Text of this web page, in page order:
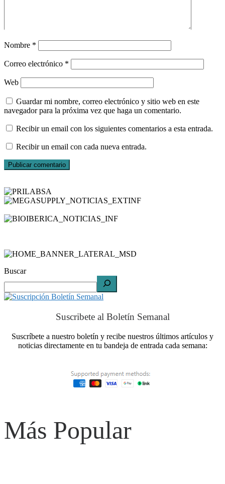
Nombre *
Correo electrónico *
Web
Guardar mi nombre, correo electrónico y sitio web en este
navegador para la próxima vez que haga un comentario.
Recibir un email con los siguientes comentarios a esta entrada.
Recibir un email con cada nueva entrada.
Buscar
Suscribete al Boletín Semanal
Suscríbete a nuestro boletín y recibe nuestros últimos artículos y
noticias directamente en tu bandeja de entrada cada semana:
Más Popular